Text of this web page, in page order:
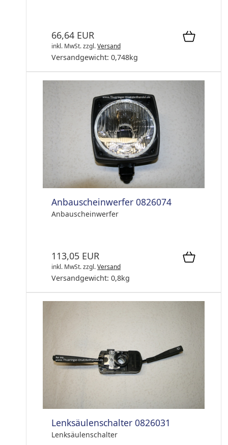
66,64 EUR
inkl. MwSt.zzgl.Versand
Versandgewicht: 0,748kg
Anbauscheinwerfer 0826074
Anbauscheinwerfer
113,05 EUR
inkl. MwSt.zzgl.Versand
Versandgewicht: 0,8kg
Lenksäulenschalter 0826031
Lenksäulenschalter